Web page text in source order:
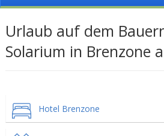
Urlaub auf dem
Solarium in Brenzone
Hotel Brenzone